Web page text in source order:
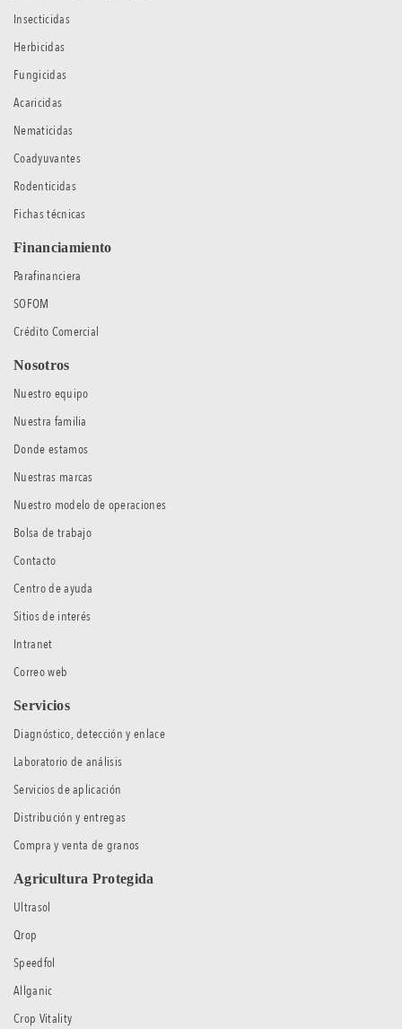
Insecticidas
Herbicidas
Fungicidas
Acaricidas
Nematicidas
Coadyuvantes
Rodenticidas
Fichas técnicas
Financiamiento
Parafinanciera
SOFOM
Crédito Comercial
Nosotros
Nuestro equipo
Nuestra familia
Donde estamos
Nuestras marcas
Nuestro modelo de operaciones
Bolsa de trabajo
Contacto
Centro de ayuda
Sitios de interés
Intranet
Correo web
Servicios
Diagnóstico, detección y enlace
Laboratorio de análisis
Servicios de aplicación
Distribución y entregas
Compra y venta de granos
Agricultura Protegida
Ultrasol
Qrop
Speedfol
Allganic
Crop Vitality